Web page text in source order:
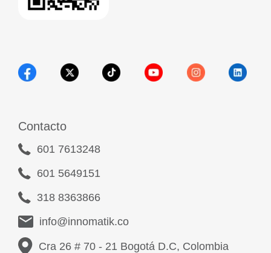
Contacto
601 7613248
601 5649151
318 8363866
info@innomatik.co
Cra 26 # 70 - 21 Bogotá D.C, Colombia